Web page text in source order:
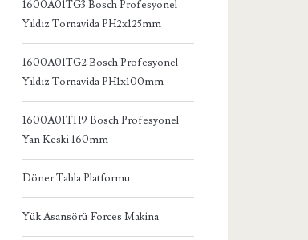
1600A01TG3 Bosch Profesyonel
Yıldız Tornavida PH2x125mm
1600A01TG2 Bosch Profesyonel
Yıldız Tornavida PH1x100mm
1600A01TH9 Bosch Profesyonel
Yan Keski 160mm
Döner Tabla Platformu
Yük Asansörü Forces Makina